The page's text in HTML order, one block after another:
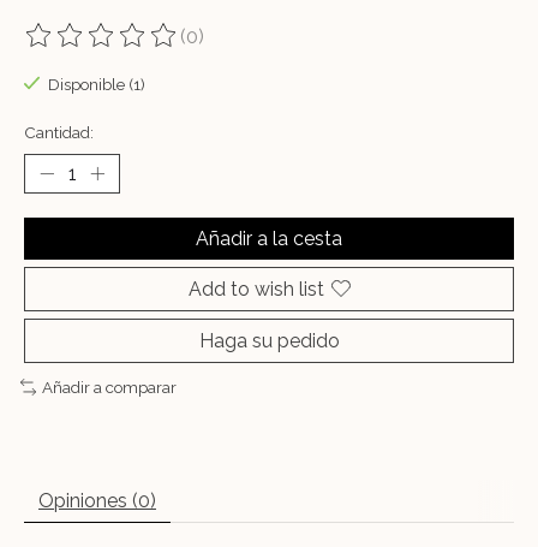
The rating of this product is
(0)
Disponible (1)
Cantidad:
Añadir a la cesta
Add to wish list
Haga su pedido
Añadir a comparar
Opiniones (0)